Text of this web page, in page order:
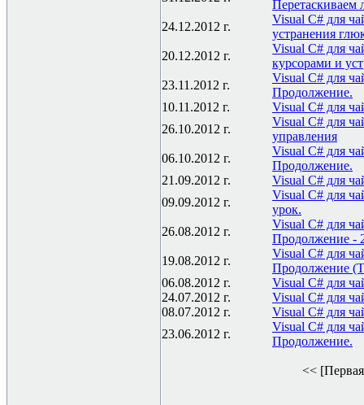
Перетаскиваем
24.12.2012 г.
Visual C# для
устранения
20.12.2012 г.
Visual C# для
курсорами и
23.11.2012 г.
Visual C# для
Продолжение.
10.11.2012 г.
Visual C# для
26.10.2012 г.
Visual C# для
управления
06.10.2012 г.
Visual C# для
Продолжение.
21.09.2012 г.
Visual C# для
09.09.2012 г.
Visual C# для
урок.
26.08.2012 г.
Visual C# для
Продолжение -
19.08.2012 г.
Visual C# для
Продолжение
06.08.2012 г.
Visual C# для
24.07.2012 г.
Visual C# для
08.07.2012 г.
Visual C# для
23.06.2012 г.
Visual C# для
Продолжение.
<<